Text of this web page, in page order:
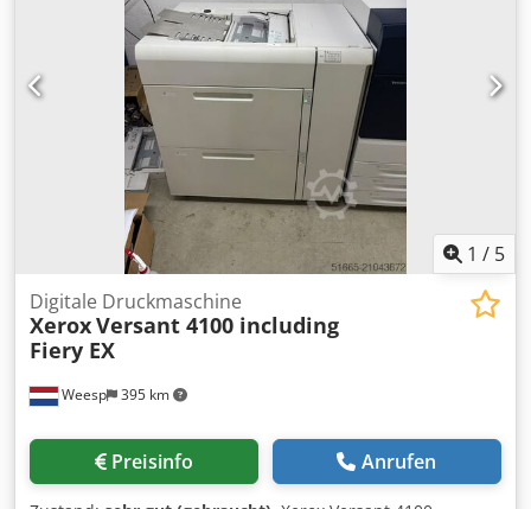
1 / 5
Weesp 395 km
Digitale Druckmaschine
XeroxVersant 4100 including
Fiery EX
Preisinfo Anrufen